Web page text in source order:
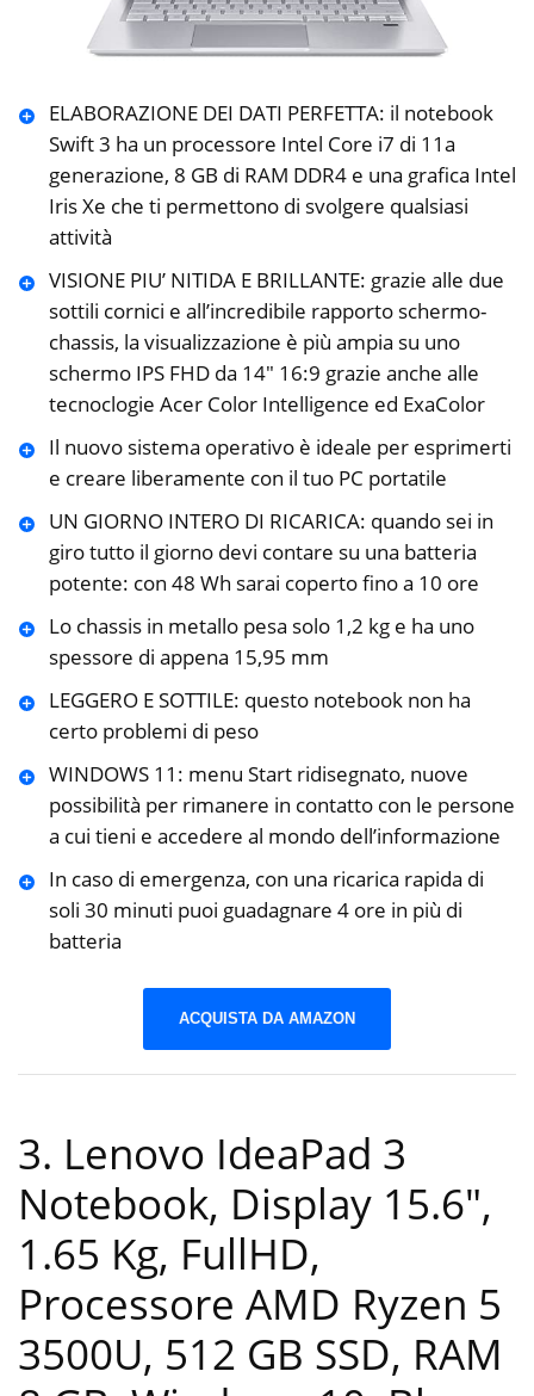
ELABORAZIONE DEI DATI PERFETTA: il notebook
Swift 3 ha un processore Intel Core i7 di 11a
generazione, 8 GB di RAM DDR4 e una grafica Intel
Iris Xe che ti permettono di svolgere qualsiasi
attività
VISIONE PIU’ NITIDA E BRILLANTE: grazie alle due
sottili cornici e all’incredibile rapporto schermo-
chassis, la visualizzazione è più ampia su uno
schermo IPS FHD da 14″ 16:9 grazie anche alle
tecnoclogie Acer Color Intelligence ed ExaColor
Il nuovo sistema operativo è ideale per esprimerti
e creare liberamente con il tuo PC portatile
UN GIORNO INTERO DI RICARICA: quando sei in
giro tutto il giorno devi contare su una batteria
potente: con 48 Wh sarai coperto fino a 10 ore
Lo chassis in metallo pesa solo 1,2 kg e ha uno
spessore di appena 15,95 mm
LEGGERO E SOTTILE: questo notebook non ha
certo problemi di peso
WINDOWS 11: menu Start ridisegnato, nuove
possibilità per rimanere in contatto con le persone
a cui tieni e accedere al mondo dell’informazione
In caso di emergenza, con una ricarica rapida di
soli 30 minuti puoi guadagnare 4 ore in più di
batteria
ACQUISTA DA AMAZON
3. Lenovo IdeaPad 3
Notebook, Display 15.6″,
1.65 Kg, FullHD,
Processore AMD Ryzen 5
3500U, 512 GB SSD, RAM